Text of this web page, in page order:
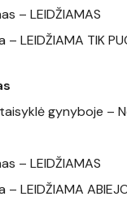
– LEIDŽIAMAS
LEIDŽIAMA TIK
gynyboje –
– LEIDŽIAMAS
LEIDŽIAMA